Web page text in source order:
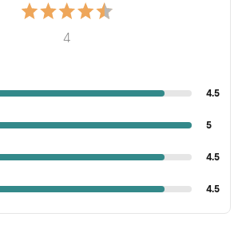
4
4.5
5
4.5
4.5